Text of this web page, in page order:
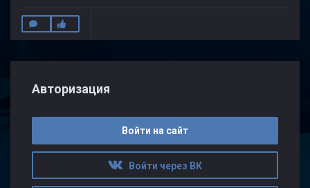
Авторизация
Войти на сайт
Войти через ВК